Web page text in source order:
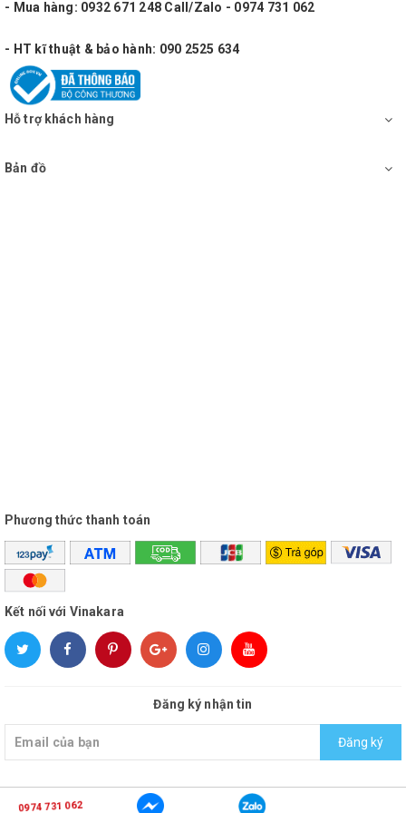
- Mua hàng: 0932 671 248 Call/Zalo - 0974 731 062
- HT kĩ thuật & bảo hành: 090 2525 634
Hỗ trợ khách hàng
Bản đồ
Phương thức thanh toán
Kết nối với Vinakara
Đăng ký nhận tin
Đăng ký
© Bản quyền thuộc vềvinakara
0974 731 062